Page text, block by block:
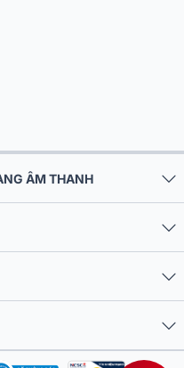
cấu hình cài đặt bảng điều
và truyền dữ liệu qua USB,
giữ các cài đặt của bạn an
và dữ liệu đăng nhập vào
Hãy liên hệ hotline1900
ÂM THANH